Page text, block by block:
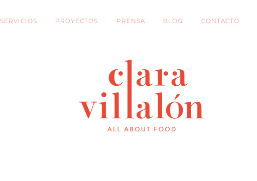
SERVICIOS PROYECTOS PRENSA BLOG CONTACTO